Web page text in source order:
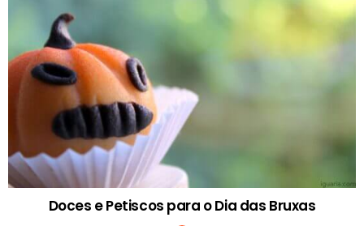
Doces e Petiscos para o Dia das Bruxas